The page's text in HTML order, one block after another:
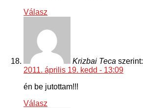
Válasz
Krizbai Teca szerint:
2011. április 19. kedd - 13:09
én be jutottam!!!
Válasz